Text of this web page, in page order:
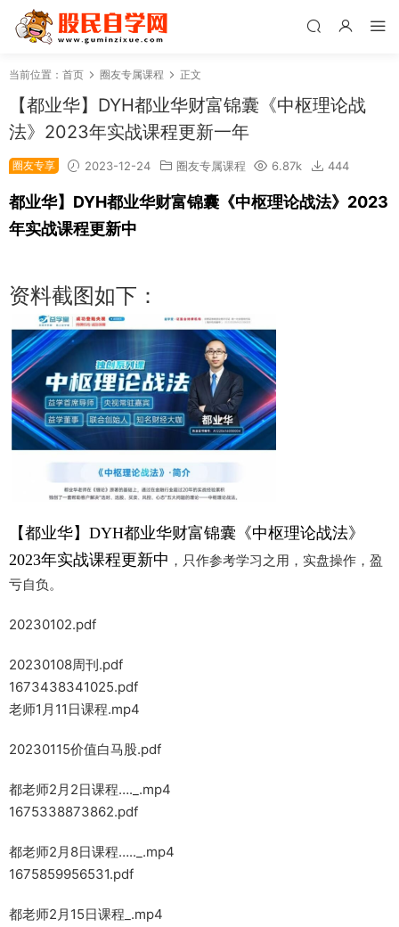
当前位置： 首页 圈友专属课程 正文
【都业华】DYH都业华财富锦囊《中枢理论战
法》2023年实战课程更新一年
圈友专享 2023-12-24 圈友专属课程 6.87k 444
都业华】DYH都业华财富锦囊《中枢理论战法》2023
年实战课程更新中
资料截图如下：
【都业华】DYH都业华财富锦囊《中枢理论战法》
2023年实战课程更新中 ，只作参考学习之用，实盘操作，盈
亏自负。
20230102.pdf
20230108周刊.pdf
1673438341025.pdf
老师1月11日课程.mp4
20230115价值白马股.pdf
都老师2月2日课程…._.mp4
1675338873862.pdf
都老师2月8日课程….._.mp4
1675859956531.pdf
都老师2月15日课程_.mp4